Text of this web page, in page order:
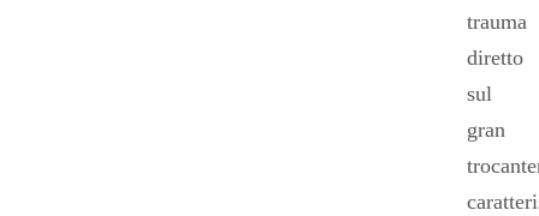
trauma
diretto
sul
gran